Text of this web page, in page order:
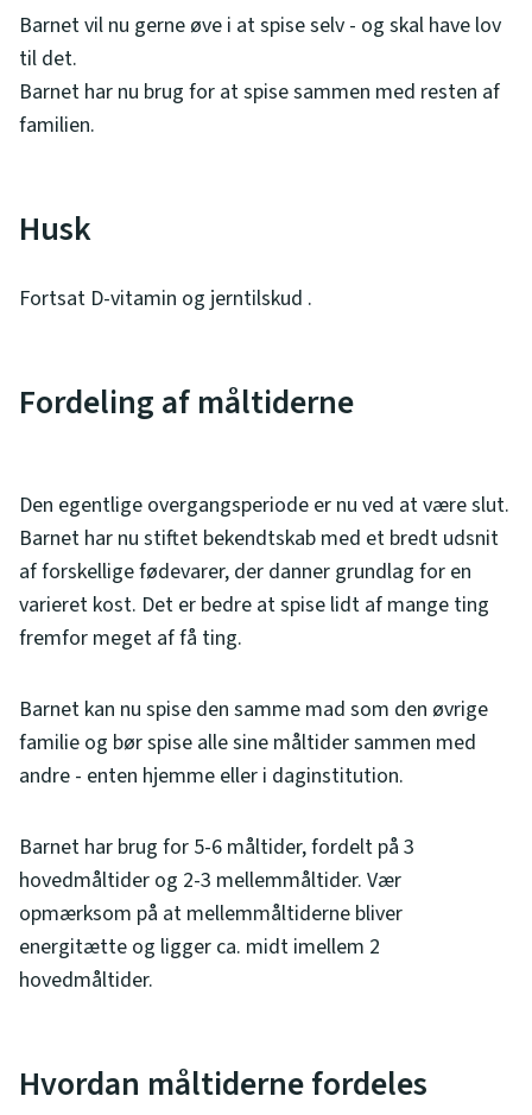
Barnet vil nu gerne øve i at spise selv - og skal have lov
til det.
Barnet har nu brug for at spise sammen med resten af
familien.
Husk
Fortsat D-vitamin og jerntilskud .
Fordeling af måltiderne
Den egentlige overgangsperiode er nu ved at være slut.
Barnet har nu stiftet bekendtskab med et bredt udsnit
af forskellige fødevarer, der danner grundlag for en
varieret kost. Det er bedre at spise lidt af mange ting
fremfor meget af få ting.
Barnet kan nu spise den samme mad som den øvrige
familie og bør spise alle sine måltider sammen med
andre - enten hjemme eller i daginstitution.
Barnet har brug for 5-6 måltider, fordelt på 3
hovedmåltider og 2-3 mellemmåltider. Vær
opmærksom på at mellemmåltiderne bliver
energitætte og ligger ca. midt imellem 2
hovedmåltider.
Hvordan måltiderne fordeles